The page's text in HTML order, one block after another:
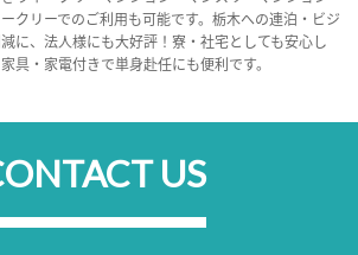
クリーでのご利用も可能です。栃木への連泊・ビジ
に、法人様にも大好評！寮・社宅としても安心し
具・家電付きで単身赴任にも便利です。
US